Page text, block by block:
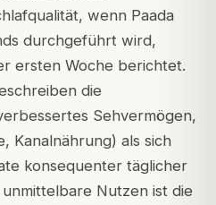
wenn Paada
durchgeführt wird,
ersten Woche berichtet.
die
Sehvermögen,
Kanalnährung) als sich
konsequenter täglicher
Nutzen ist die